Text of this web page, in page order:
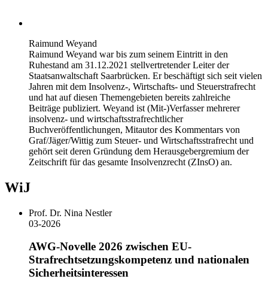
Raimund Weyand
Raimund Weyand war bis zum seinem Eintritt in den
Ruhestand am 31.12.2021 stellvertretender Leiter der
Staatsanwaltschaft Saarbrücken. Er beschäftigt sich seit vielen
Jahren mit dem Insolvenz-, Wirtschafts- und Steuerstrafrecht
und hat auf diesen Themengebieten bereits zahlreiche
Beiträge publiziert. Weyand ist (Mit-)Verfasser mehrerer
insolvenz- und wirtschaftsstrafrechtlicher
Buchveröffentlichungen, Mitautor des Kommentars von
Graf/Jäger/Wittig zum Steuer- und Wirtschaftsstrafrecht und
gehört seit deren Gründung dem Herausgebergremium der
Zeitschrift für das gesamte Insolvenzrecht (ZInsO) an.
WiJ
Prof. Dr. Nina Nestler
03-2026
AWG-Novelle 2026 zwischen EU-
Strafrechtsetzungskompetenz und nationalen
Sicherheitsinteressen